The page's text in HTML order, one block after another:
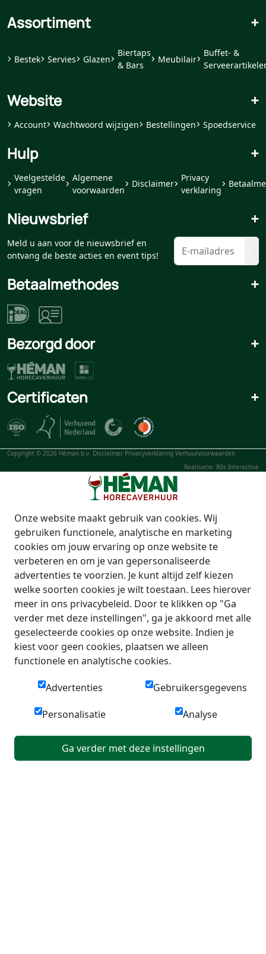
Assortiment +
Bestek Servies Glazen
Biertaps
& Bars
Meubilair
Buffet- &
Website +
Account Wachtwoord wijzigen Bestellingen Spoedservice
Hulp +
Veelgestelde
vragen
Algemene
voorwaarden
Disclaimer
Privacy
verklaring
Nieuwsbrief +
Meld u aan voor de nieuwsbrief en
ontvang de beste acties en event tips!
Betaalmethodes +
Bezorgd door +
Certificaten +
Copyright © 2026 Héman b.v. Disclaimer Privacyverklaring Verhuurvoorwaarden
Realisatie: 80s Interactive
Onze website maakt gebruik van cookies. Wij
gebruiken functionele, analytische en marketing
cookies om jouw ervaring op onze website te
verbeteren en om je van gepersonaliseerde
advertenties te voorzien. Je kunt altijd zelf kiezen
welke soorten cookies je wilt toestaan. Lees hierover
meer in ons privacybeleid. Door te klikken op "Ga
verder met deze instellingen", ga je akkoord met alle
geselecteerde cookies op onze website. Indien je
kiest voor geen cookies, plaatsen we alleen
functionele en analytische cookies.
Advertenties Gebruikersgegevens
Personalisatie Analyse
Ga verder met deze instellingen